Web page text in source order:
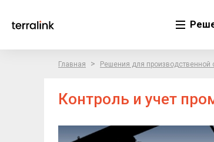
Главная > Решения для производственной
Контроль и учет